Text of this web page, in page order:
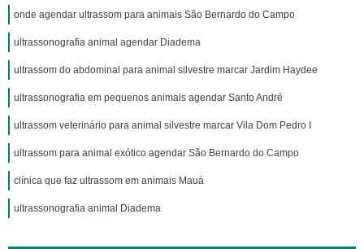
onde agendar ultrassom para animais São Bernardo do Campo
ultrassonografia animal agendar Diadema
ultrassom do abdominal para animal silvestre marcar Jardim Haydee
ultrassonografia em pequenos animais agendar Santo André
ultrassom veterinário para animal silvestre marcar Vila Dom Pedro I
ultrassom para animal exótico agendar São Bernardo do Campo
clínica que faz ultrassom em animais Mauá
ultrassonografia animal Diadema